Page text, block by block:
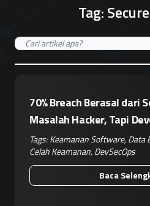
Tag:
70% Breach Berasal dari
Masalah Hacker, Tapi
Tags:Keamanan Software,Data
Celah Keamanan,DevSecOps
Baca